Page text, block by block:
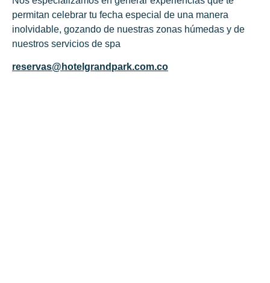
permitan celebrar tu fecha especial de una manera
inolvidable, gozando de nuestras zonas húmedas y de
nuestros servicios de spa
reservas@hotelgrandpark.com.co